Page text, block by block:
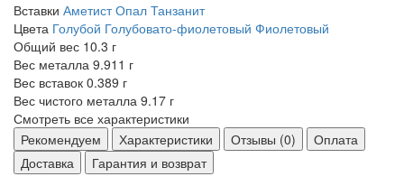
Вставки Аметист Опал Танзанит
Цвета Голубой Голубовато-фиолетовый Фиолетовый
Общий вес 10.3 г
Вес металла 9.911 г
Вес вставок 0.389 г
Вес чистого металла 9.17 г
Смотреть все характеристики
Рекомендуем
Характеристики Отзывы (0)
Оплата
Доставка
Гарантия и возврат